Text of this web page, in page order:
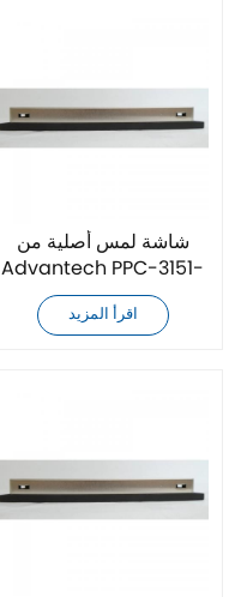
شاشة لمس أصلية من
Advantech PPC-3151-
650AE
اقرأ المزيد